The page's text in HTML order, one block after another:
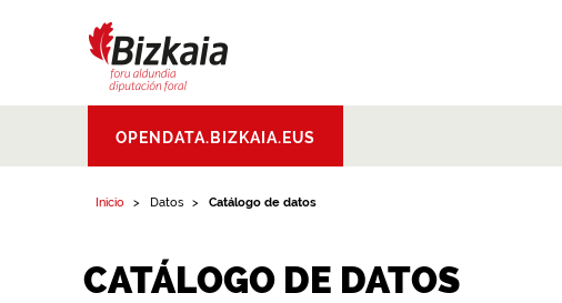
Aldundia.Diputacion
Foral de Bizkaia
OPENDATA.BIZKAIA.EUS
Inicio Datos Catálogo de datos
CATÁLOGO DE DATOS